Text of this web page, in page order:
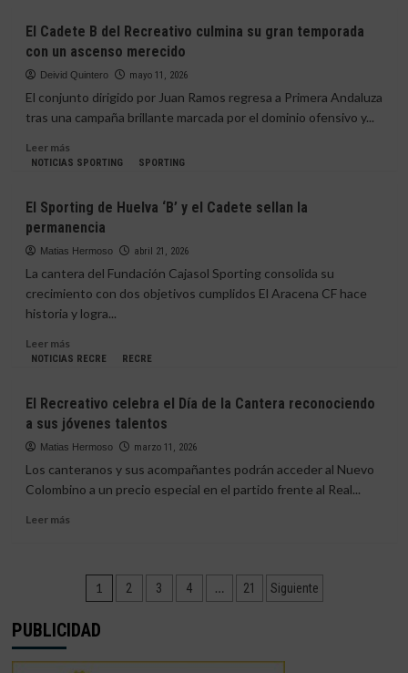
Nacional
Ortega
asume
el
control
de
cantera
de
Huelva
El Cadete B del Recreativo culmina su gran temporada
con un ascenso merecido
Deivid Quintero mayo 11, 2026
El conjunto dirigido por Juan Ramos regresa a Primera Andaluza
tras una campaña brillante marcada por el dominio ofensivo y...
Leer másLeer
más
Cadete
B
del
Recreativo
su
gran
con
merecido
NOTICIAS SPORTING SPORTING
El Sporting de Huelva ‘B’ y el Cadete sellan la
permanencia
Matias Hermoso abril 21, 2026
La cantera del Fundación Cajasol Sporting consolida su
crecimiento con dos objetivos cumplidos El Aracena CF hace
historia y logra...
Leer másLeer
más
Sporting
de
Huelva
el
NOTICIAS RECRE RECRE
El Recreativo celebra el Día de la Cantera reconociendo
a sus jóvenes talentos
Matias Hermoso marzo 11, 2026
Los canteranos y sus acompañantes podrán acceder al Nuevo
Colombino a un precio especial en el partido frente al Real...
Leer másLeer
Recreativo
celebra
el
Día
Paginación
de
1 2 3 4 … 21 Siguiente
PUBLICIDAD